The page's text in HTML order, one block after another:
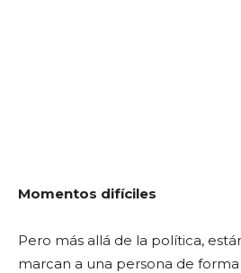
Momentos difíciles
Pero más allá de la política,
marcan a una persona de